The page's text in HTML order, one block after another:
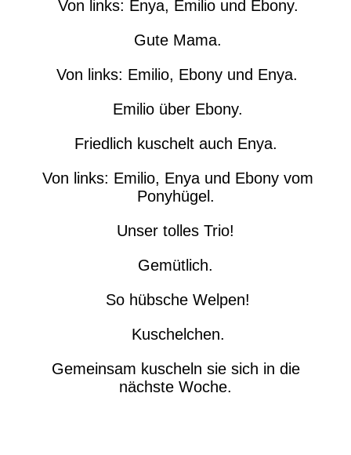
Von links: Enya, Emilio und Ebony.
Gute Mama.
Von links: Emilio, Ebony und Enya.
Emilio über Ebony.
Friedlich kuschelt auch Enya.
Von links: Emilio, Enya und Ebony vom
Ponyhügel.
Unser tolles Trio!
Gemütlich.
So hübsche Welpen!
Kuschelchen.
Gemeinsam kuscheln sie sich in die
nächste Woche.